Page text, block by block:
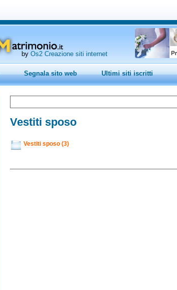
by Os2 Creazione siti internet
Segnala sito web Ultimi siti iscritti
Vestiti sposo
Vestiti sposo (3)